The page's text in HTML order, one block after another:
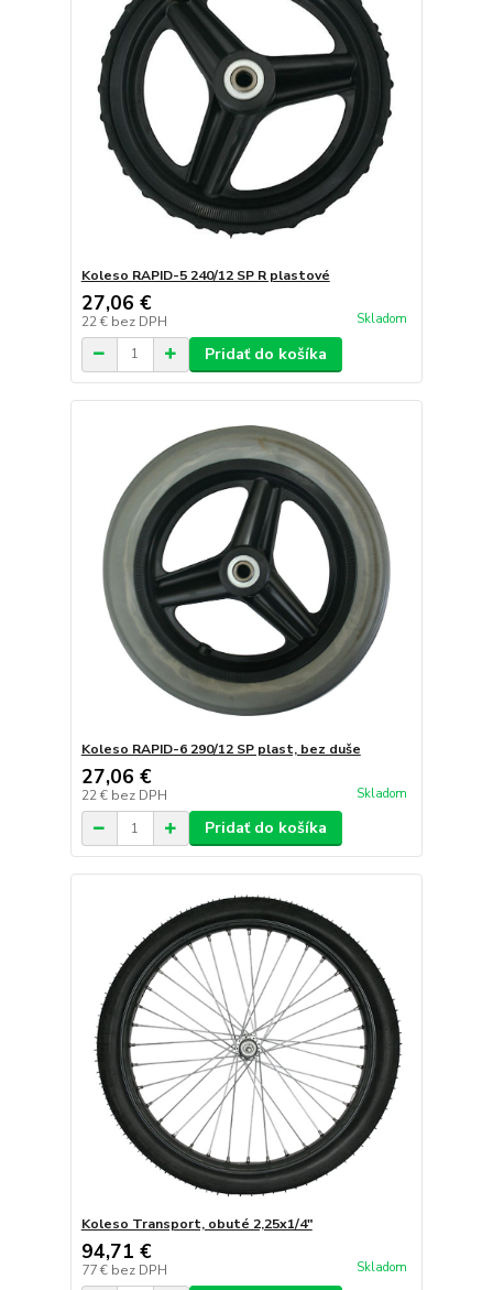
Koleso RAPID-5 240/12 SP R plastové
27,06 €
22 € bez DPH Skladom
Pridať do košíka
Koleso RAPID-6 290/12 SP plast, bez duše
27,06 €
22 € bez DPH Skladom
Pridať do košíka
Koleso Transport, obuté 2,25x1/4"
94,71 €
77 € bez DPH Skladom